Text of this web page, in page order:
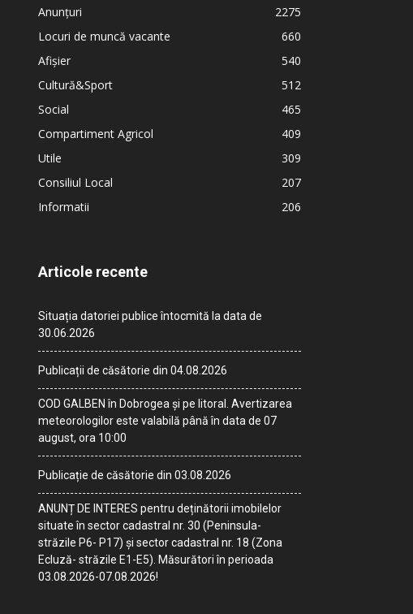
Anunțuri
2275
Locuri de muncă vacante
660
Afișier
540
Cultură&Sport
512
Social
465
Compartiment Agricol
409
Utile
309
Consiliul Local
207
Informatii
206
Articole recente
Situația datoriei publice întocmită la data de
30.06.2026
Publicații de căsătorie din 04.08.2026
COD GALBEN în Dobrogea și pe litoral. Avertizarea
meteorologilor este valabilă până în data de 07
august, ora 10:00
Publicație de căsătorie din 03.08.2026
ANUNȚ DE INTERES pentru deținătorii imobilelor
situate în sector cadastral nr. 30 (Peninsula-
străzile P6- P17) și sector cadastral nr. 18 (Zona
Ecluză- străzile E1-E5). Măsurători în perioada
03.08.2026-07.08.2026!